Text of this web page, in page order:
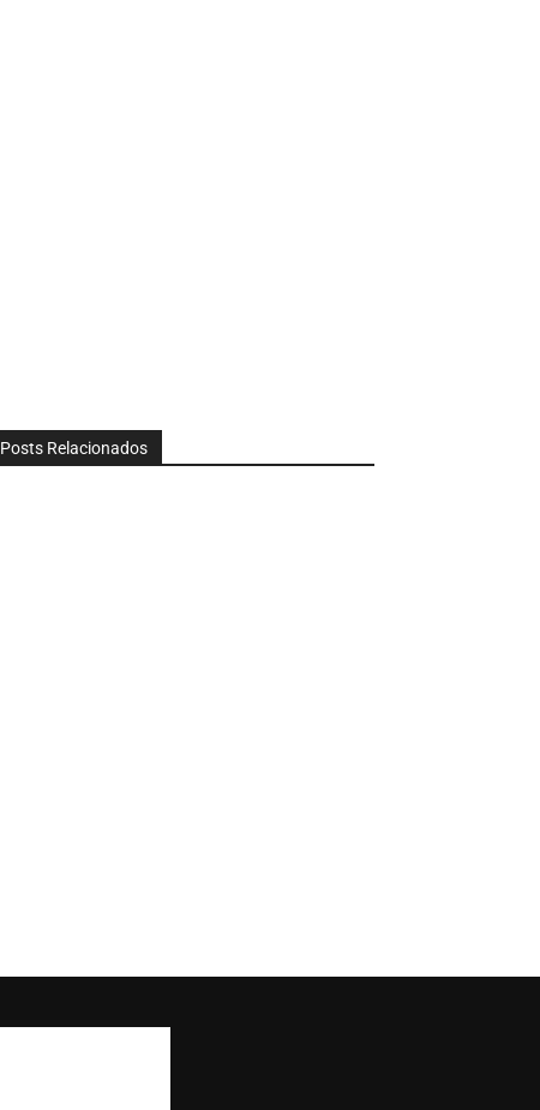
Posts Relacionados